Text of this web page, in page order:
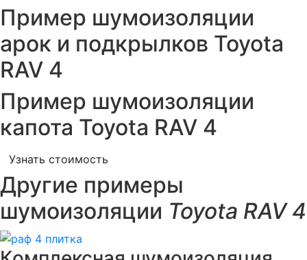
Пример шумоизоляции
арок и подкрылков Toyota
RAV 4
Пример шумоизоляции
капота Toyota RAV 4
Узнать стоимость
Другие примеры
шумоизоляции Toyota RAV 4